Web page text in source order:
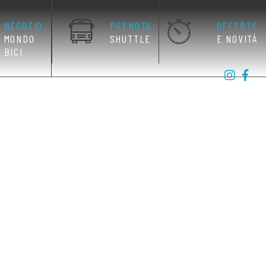
NEGOZIO
MONDO
BICI
PRENOTA
SHUTTLE
OFFERTE
E NOVITÀ